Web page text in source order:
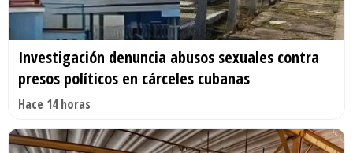
Investigación denuncia abusos sexuales contra
presos políticos en cárceles cubanas
Hace 14 horas